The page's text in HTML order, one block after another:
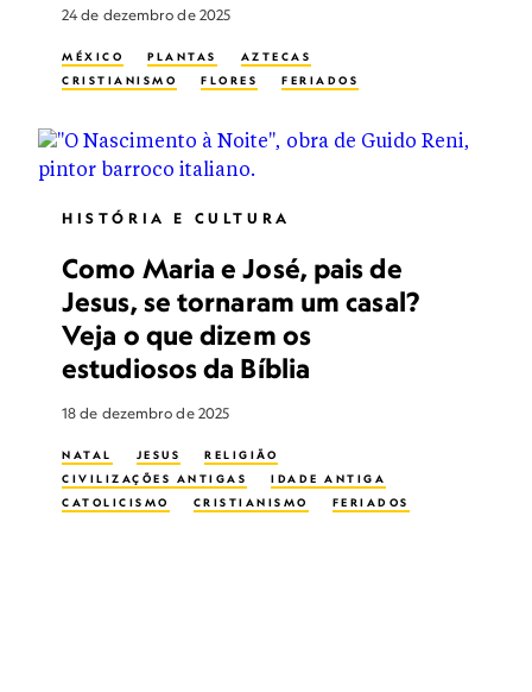
24 de dezembro de 2025
MÉXICO PLANTAS
AZTECAS
CRISTIANISMO
FLORES FERIADOS
HISTÓRIA E CULTURA
Como Maria e José, pais de
Jesus, se tornaram um casal?
Veja o que dizem os
estudiosos da Bíblia
18 de dezembro de 2025
NATAL JESUS
RELIGIÃO
CIVILIZAÇÕES ANTIGAS
IDADE ANTIGA
CATOLICISMO
CRISTIANISMO FERIADOS